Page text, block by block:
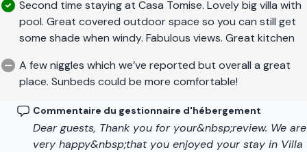
Second time staying at Casa Tomise. Lovely big villa with
pool. Great covered outdoor space so you can still get
some shade when windy. Fabulous views. Great kitchen
A few niggles which we’ve reported but overall a great
place. Sunbeds could be more comfortable!
Commentaire du gestionnaire d'hébergement
Dear guests, Thank you for your&nbsp;review. We are
very happy&nbsp;that you enjoyed your stay in Villa